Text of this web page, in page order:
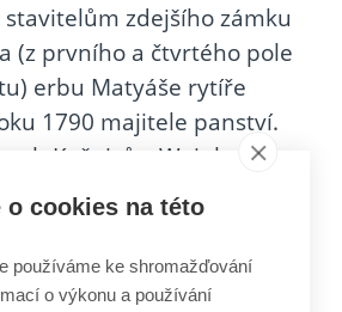
zdejšího zámku
(z prvního a čtvrtého pole
erbu Matyáše rytíře
1790 majitele panství.
Kašniců z Weinbergu a
předchozích
zbroj lva v heraldice
jeho jazyk a drápy.
tak, aby evokoval lípu
o cookies na této
používáme ke shromažďování
o výkonu a používání